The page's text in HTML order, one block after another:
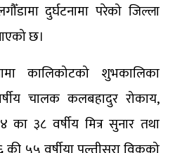
दुर्घटनामा परेको जिल्ला
छ।
कालिकोटको शुभकालिका
चालक कलबहादुर रोकाय,
का ३८ वर्षीय मित्र सुनार तथा